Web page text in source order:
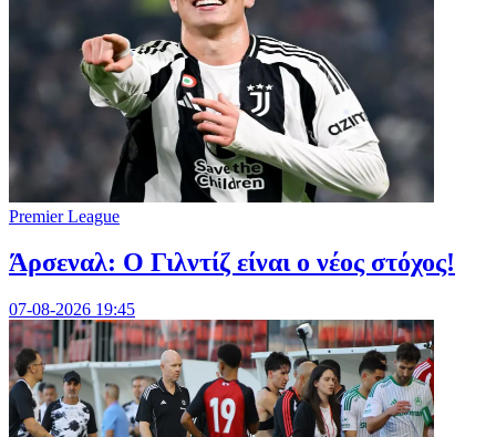
Premier League
Άρσεναλ: Ο Γιλντίζ είναι ο νέος στόχος!
07-08-2026 19:45